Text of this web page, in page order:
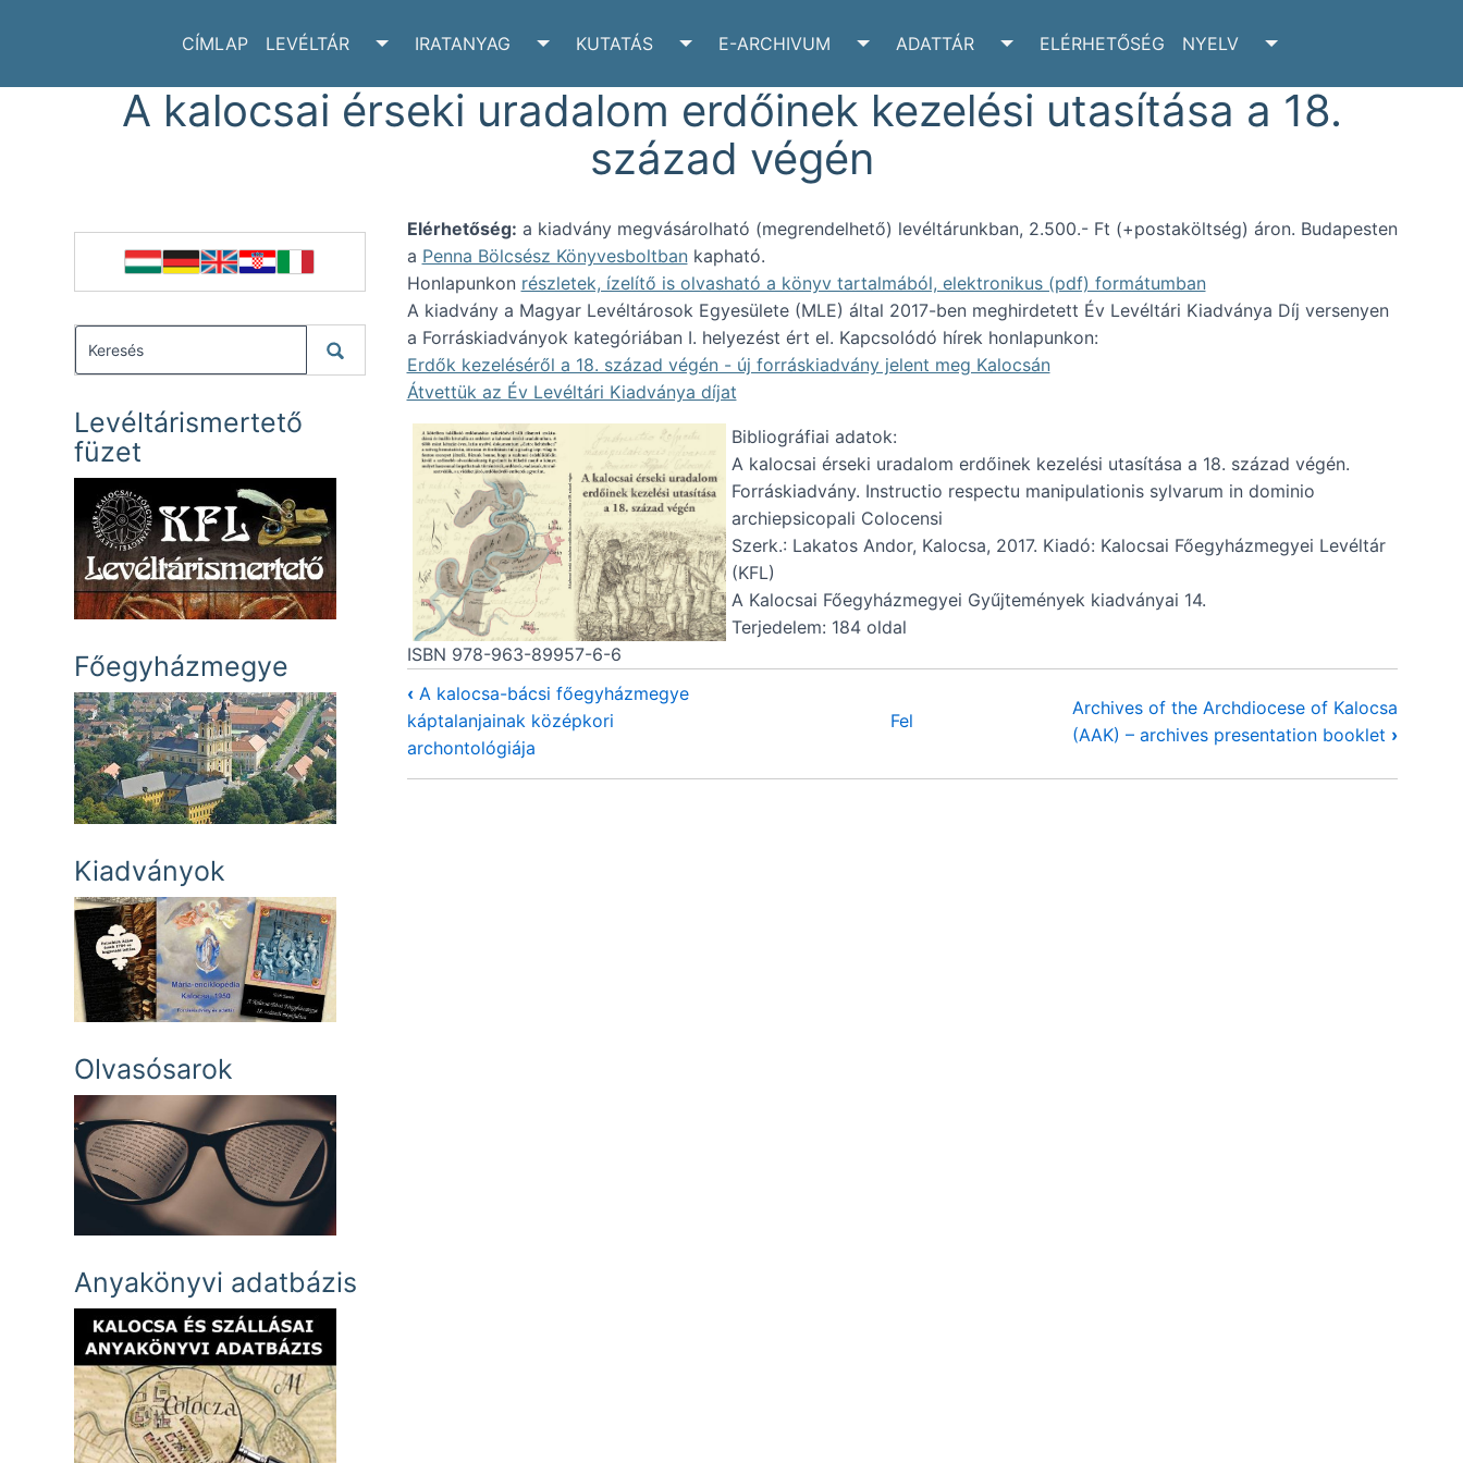
CÍMLAP LEVÉLTÁR
TOGGLE LEVÉLTÁR SUBMENU
IRATANYAG
TOGGLE IRATANYAG SUBMENU
KUTATÁS
TOGGLE KUTATÁS SUBMENU
E-ARCHIVUM
TOGGLE E-ARCHIVUM SUBMENU
ADATTÁR
TOGGLE ADATTÁR SUBMENU
ELÉRHETŐSÉG NYELV
A kalocsai érseki uradalom erdőinek kezelési utasítása a 18.
század végén
Levéltárismertető
füzet
Főegyházmegye
Kiadványok
Olvasósarok
Anyakönyvi adatbázis
Elérhetőség: a kiadvány megvásárolható (megrendelhető) levéltárunkban, 2.500.- Ft (+postaköltség) áron. Budapesten
a Penna Bölcsész Könyvesboltbankapható.
Honlapunkon részletek, ízelítő is olvasható a könyv tartalmából, elektronikus (pdf) formátumban
A kiadvány a Magyar Levéltárosok Egyesülete (MLE) által 2017-ben meghirdetett Év Levéltári Kiadványa Díj versenyen
a Forráskiadványok kategóriában I. helyezést ért el. Kapcsolódó hírek honlapunkon:
Erdők kezeléséről a 18. század végén - új forráskiadvány jelent meg Kalocsán
Átvettük az Év Levéltári Kiadványa díjat
Bibliográfiai adatok:
A kalocsai érseki uradalom erdőinek kezelési utasítása a 18. század végén.
Forráskiadvány. Instructio respectu manipulationis sylvarum in dominio
archiepsicopali Colocensi
Szerk.: Lakatos Andor, Kalocsa, 2017. Kiadó: Kalocsai Főegyházmegyei Levéltár
(KFL)
A Kalocsai Főegyházmegyei Gyűjtemények kiadványai 14.
Terjedelem: 184 oldal
ISBN 978-963-89957-6-6
‹A kalocsa-bácsi főegyházmegye
káptalanjainak középkori
archontológiája
Fel
Archives of the Archdiocese of Kalocsa
(AAK) – archives presentation booklet ›